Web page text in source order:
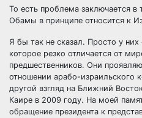
То есть проблема заключается
Обамы в принципе относится к
Я бы так не сказал. Просто у
которое резко отличается от
предшественников. Они
отношении арабо-израильского
другой взгляд на Ближний
Каире в 2009 году. На моей
обращение президента к